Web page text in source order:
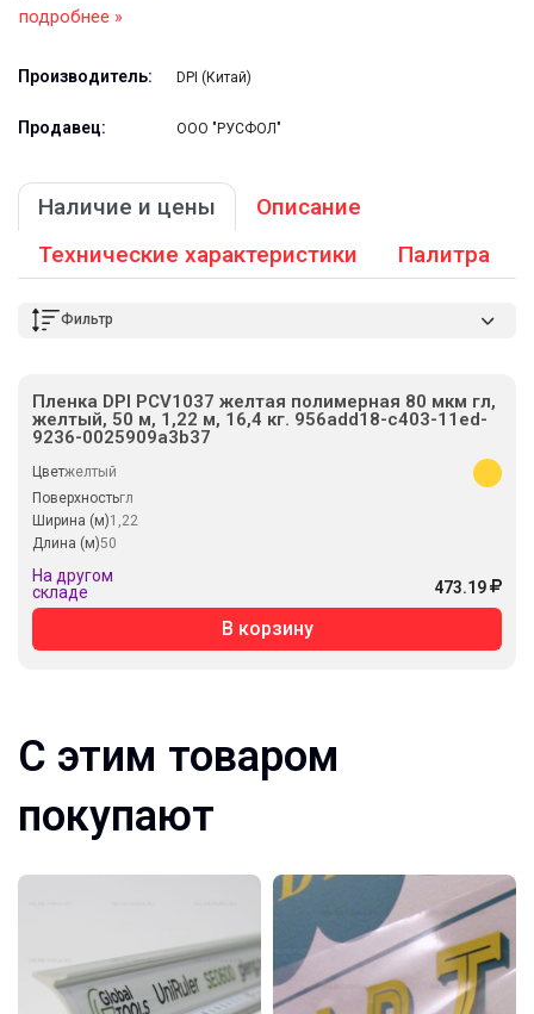
подробнее »
Производитель: DPI (Китай)
Продавец: ООО "РУСФОЛ"
Наличие и цены
Описание
Технические характеристики
Палитра
Фильтр
Пленка DPI PCV1037 желтая полимерная 80 мкм гл,
желтый, 50 м, 1,22 м, 16,4 кг. 956add18-c403-11ed-
9236-0025909a3b37
Цветжелтый
Поверхностьгл
Ширина (м)1,22
Длина (м)50
На другом
складе
473.19
В корзину
С этим товаром
покупают